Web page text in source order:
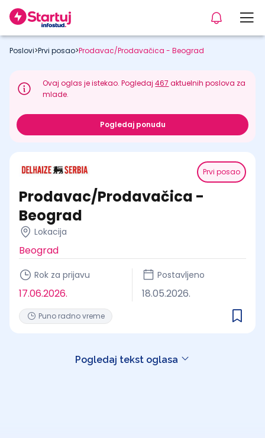
Poslovi>Prvi posao>Prodavac/Prodavačica - Beograd
Ovaj oglas je istekao. Pogledaj467 aktuelnih poslova za
mlade.
Pogledaj ponudu
Prvi posao
Prodavac/Prodavačica -
Beograd
Lokacija
Beograd
Rok za prijavu
17.06.2026.
Postavljeno
18.05.2026.
Puno radno vreme
Pogledaj tekst oglasa